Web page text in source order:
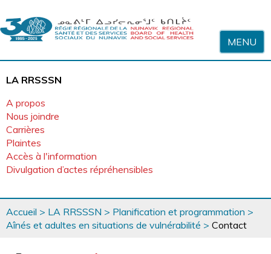
MENU
LA RRSSSN
A propos
Nous joindre
Carrières
Plaintes
Accès à l'information
Divulgation d’actes répréhensibles
Vous
êtes
ici
Accueil > LA RRSSSN > Planification et programmation >
Aînés et adultes en situations de vulnérabilité > Contact